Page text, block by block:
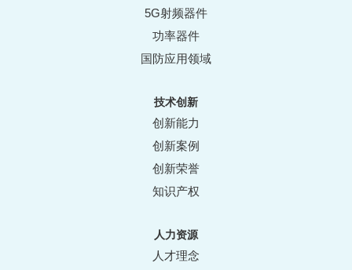
5G射频器件
功率器件
国防应用领域
技术创新
创新能力
创新案例
创新荣誉
知识产权
人力资源
人才理念